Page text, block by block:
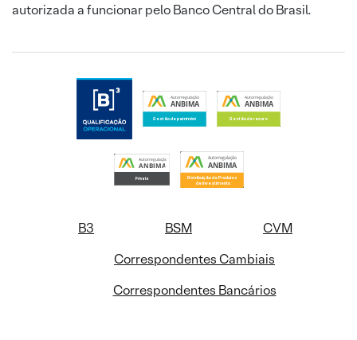
autorizada a funcionar pelo Banco Central do Brasil.
B3 BSM
CVM
Correspondentes Cambiais
Correspondentes Bancários